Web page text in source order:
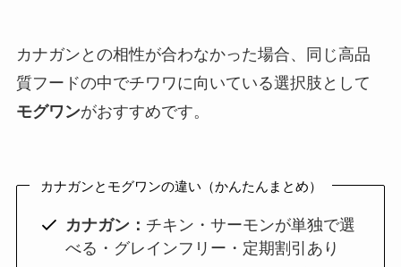
カナガンとの相性が合わなかった場合、同じ高品
質フードの中でチワワに向いている選択肢として
モグワンがおすすめです。
カナガンとモグワンの違い（かんたんまとめ）
カナガン： チキン・サーモンが単独で選
べる・グレインフリー・定期割引あり